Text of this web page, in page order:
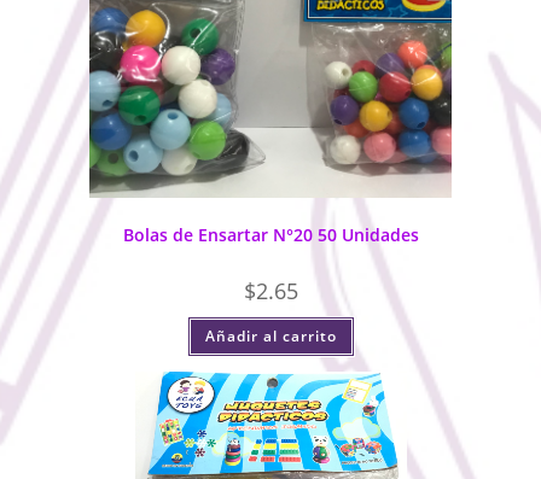
Bolas de Ensartar N°20 50 Unidades
$2.65
Añadir al carrito